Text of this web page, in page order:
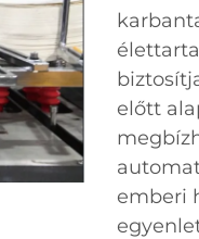
előtt
emberi